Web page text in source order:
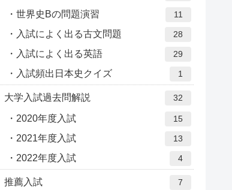
世界史Bの問題演習 11
入試によく出る古文問題 28
入試によく出る英語 29
入試頻出日本史クイズ 1
大学入試過去問解説 32
2020年度入試 15
2021年度入試 13
2022年度入試 4
推薦入試 7